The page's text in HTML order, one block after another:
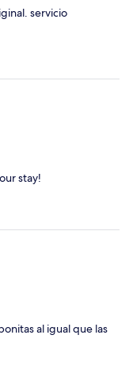
servicio
stay!
al igual que las